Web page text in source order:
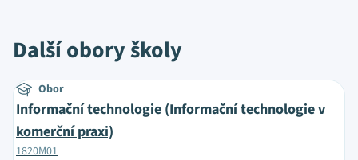
Další obory školy
Obor
Informační technologie (Informační technologie v
komerční praxi)
1820M01